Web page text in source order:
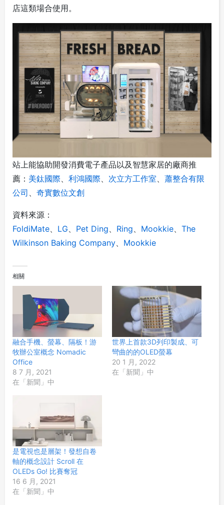
店這類場合使用。
站上能協助開發消費電子產品以及智慧家居的廠商推
薦： 美鈦國際 利鴻國際 次立方工作室
蕭整合有限
公司
奇實數位文創
資料來源：
FoldiMate
LG Pet Ding Ring Mookkie
The
Wilkinson Baking Company
Mookkie
相關
融合手機、螢幕、隔板！游
牧辦公室概念 Nomadic
Office
8 7 月, 2021
在「新聞」中
世界上首款3D列印製成、可
彎曲的的OLED螢幕
20 1 月, 2022
在「新聞」中
是電視也是層架！發想自卷
軸的概念設計 Scroll 在
OLEDs Go! 比賽奪冠
16 6 月, 2021
在「新聞」中